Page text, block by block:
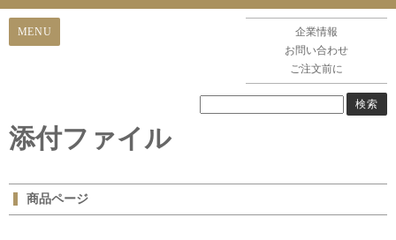
企業情報
お問い合わせ
ご注文前に
添付ファイル
商品ページ